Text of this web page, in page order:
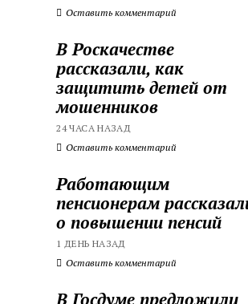
Оставить комментарий
В Роскачестве
рассказали, как
защитить детей от
мошенников
24 ЧАСА НАЗАД
Оставить комментарий
Работающим
пенсионерам
о повышении пенсий
1 ДЕНЬ НАЗАД
Оставить комментарий
В Госдуме предложили